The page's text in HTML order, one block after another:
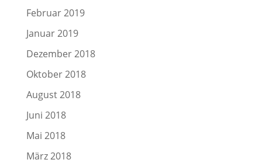
Februar 2019
Januar 2019
Dezember 2018
Oktober 2018
August 2018
Juni 2018
Mai 2018
März 2018